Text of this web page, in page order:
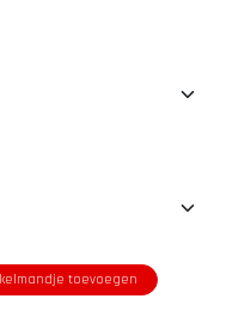
toevoegen